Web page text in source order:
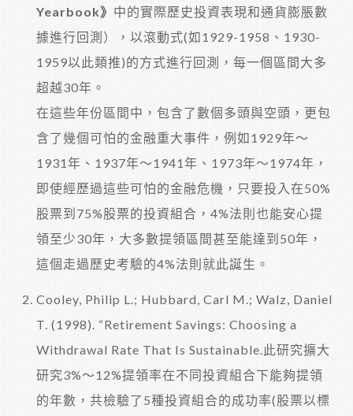
Yearbook》 中的實際歷史投資表現和通貨膨脹數
據進行回測），以滾動式(如1929-1958、1930-
1959以此類推)的方式進行回測，每一個區間大多
超越30年。
在這些年份區間中，包含了數個多頭與空頭，更包
含了幾個可怕的金融重大事件，例如1929年～
1931年、1937年～1941年、1973年～1974年，
即使經歷過這些可怕的金融危機，只要投入在50%
股票到75%股票的投資組合，4%法則也能安心提
領至少30年，大多數提領區間甚至能達到50年，
這個走過歷史考驗的4%法則就此誕生。
Cooley, Philip L.; Hubbard, Carl M.; Walz, Daniel
T. (1998). “Retirement Savings: Choosing a
Withdrawal Rate That Is Sustainable.此研究擴大
研究3%～12%提領率在不同投資組合下能夠提領
的年數，共檢驗了5種投資組合的成功率(股票以標